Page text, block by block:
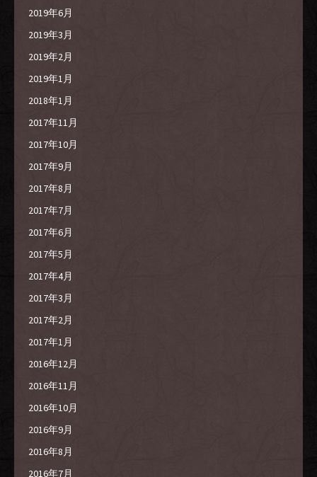
2019年6月
2019年3月
2019年2月
2019年1月
2018年1月
2017年11月
2017年10月
2017年9月
2017年8月
2017年7月
2017年6月
2017年5月
2017年4月
2017年3月
2017年2月
2017年1月
2016年12月
2016年11月
2016年10月
2016年9月
2016年8月
2016年7月